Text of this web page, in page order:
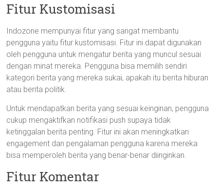
Fitur Kustomisasi
Indozone mempunyai fitur yang sangat membantu
pengguna yaitu fitur kustomisasi. Fitur ini dapat digunakan
oleh pengguna untuk mengatur berita yang muncul sesuai
dengan minat mereka. Pengguna bisa memilih sendiri
kategori berita yang mereka sukai, apakah itu berita hiburan
atau berita politik.
Untuk mendapatkan berita yang sesuai keinginan, pengguna
cukup mengaktifkan notifikasi push supaya tidak
ketinggalan berita penting. Fitur ini akan meningkatkan
engagement dan pengalaman pengguna karena mereka
bisa memperoleh berita yang benar-benar diinginkan.
Fitur Komentar